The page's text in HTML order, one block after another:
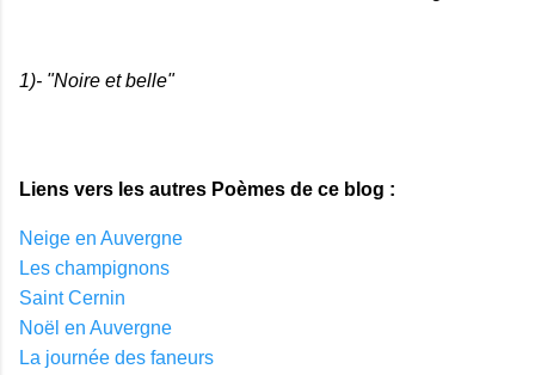
1)- "Noire et belle"
Liens vers les autres Poèmes de ce blog :
Neige en Auvergne
Les champignons
Saint Cernin
Noël en Auvergne
La journée des faneurs